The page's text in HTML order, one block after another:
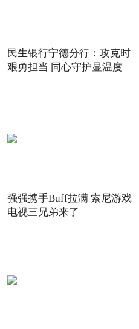
民生银行宁德分行：攻克时
艰勇担当 同心守护显温度
强强携手Buff拉满 索尼游戏
电视三兄弟来了